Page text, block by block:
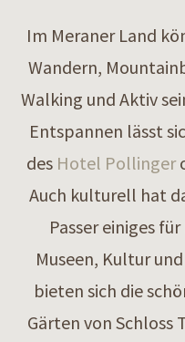
Im Meraner Land
Wandern,
Walking und Aktiv
Entspannen lässt
des Hotel Pollinger
Auch kulturell hat
Passer einiges
Museen, Kultur
bieten sich die
Gärten von Schloss